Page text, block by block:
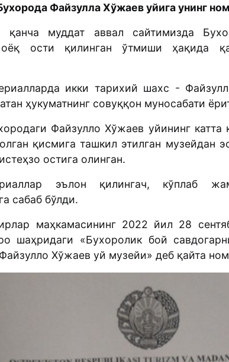
Файзулла Хўжаев уйига унинг
қанча муддат аввал сайтимизда
оёқ ости қилинган ўтмиши ҳақида
икки тарихий шахс -
ҳукуматнинг совуққон муносабати
Файзулло Хўжаев уйининг катта
қисмига ташкил этилган музейдан
остига олинган.
эълон қилингач, кўплаб
сабаб бўлди.
маҳкамасининг 2022 йил 28
шаҳридаги «Бухоролик бой
Хўжаев уй музейи» деб қайта